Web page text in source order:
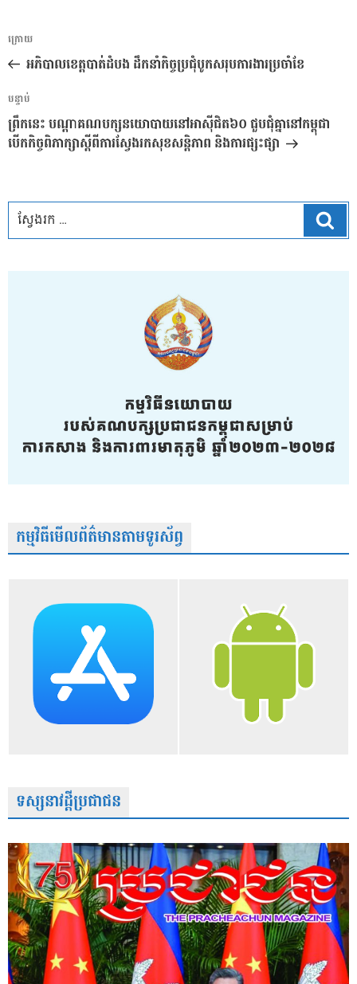
ការ​
នាំទិស​
ប្រកាស
អត្ថបទ
មុន
ក្រោយ
អភិបាលខេត្តបាត់ដំបង ដឹកនាំកិច្ចប្រជុំបូកសរុបការងារប្រចាំខែ
អត្ថបទ
បន្ទាប់
បន្ទាប់
ព្រឹកនេះ បណ្តាគណបក្សនយោបាយនៅអាស៊ីជិត៦០ ជួបជុំគ្នានៅកម្ពុជា
បើកកិច្ចពិភាក្សាស្តីពីការស្វែងរកសុខសន្តិភាព និងការផ្សះផ្សា
កម្មវិធីមើលព័ត៌មានតាមទូរស័ព្វ
ទស្សនាវដ្តីប្រជាជន